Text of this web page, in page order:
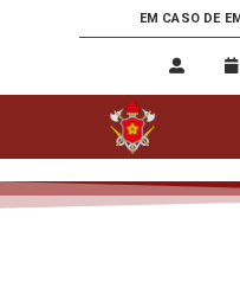
EM CASO DE